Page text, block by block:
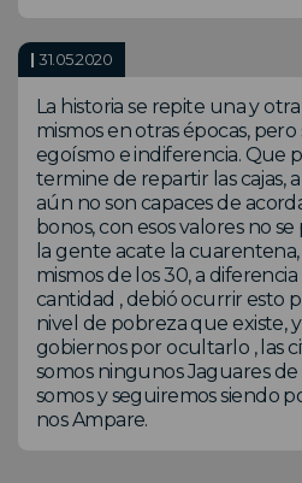
|31.05.2020
La historia se repite una y
mismos en otras épocas,
egoísmo e indiferencia. Que
termine de repartir las cajas,
aún no son capaces de
bonos, con esos valores no
la gente acate la
mismos de los 30, a
cantidad , debió ocurrir esto
nivel de pobreza que existe,
gobiernos por ocultarlo , las
somos ningunos Jaguares
somos y seguiremos siendo
nos Ampare.